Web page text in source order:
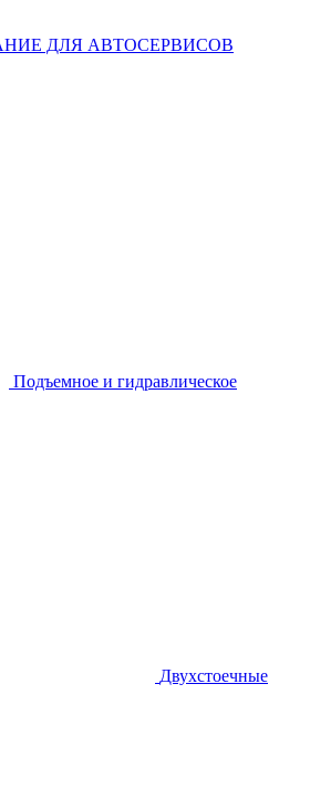
ДЛЯ АВТОСЕРВИСОВ
Подъемное и гидравлическое
Двухстоечные